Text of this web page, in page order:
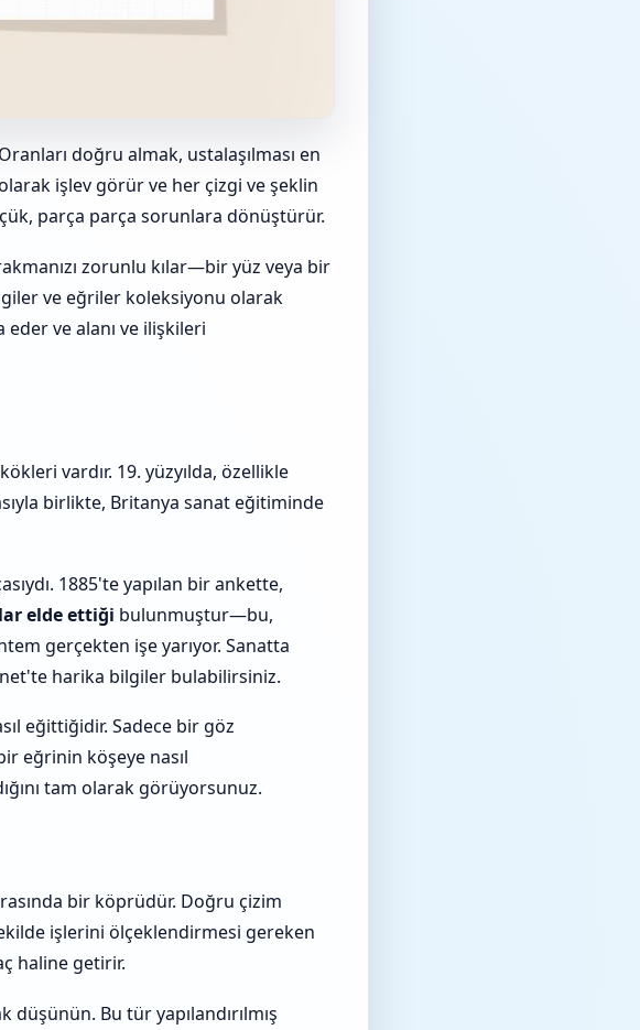
doğru almak, ustalaşılması en
işlev görür ve her çizgi ve şeklin
parça parça sorunlara dönüştürür.
zorunlu kılar—bir yüz veya bir
ve eğriler koleksiyonu olarak
ve alanı ve ilişkileri
vardır. 19. yüzyılda, özellikle
birlikte, Britanya sanat eğitiminde
1885'te yapılan bir ankette,
elde ettiği bulunmuştur—bu,
gerçekten işe yarıyor. Sanatta
harika bilgiler bulabilirsiniz.
eğittiğidir. Sadece bir göz
eğrinin köşeye nasıl
tam olarak görüyorsunuz.
bir köprüdür. Doğru çizim
işlerini ölçeklendirmesi gereken
haline getirir.
Bu tür yapılandırılmış